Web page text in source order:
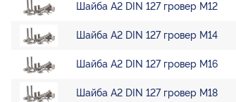
Шайба А2 DIN 127 гровер М12
Шайба А2 DIN 127 гровер М14
Шайба А2 DIN 127 гровер М16
Шайба А2 DIN 127 гровер М18